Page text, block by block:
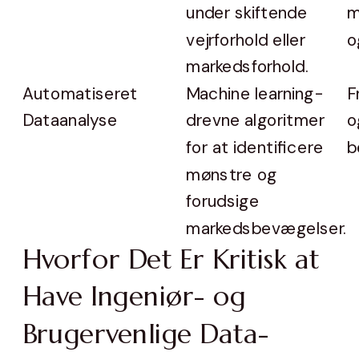
under skiftende
vejrforhold eller
markedsforhold.
Automatiseret
Dataanalyse
Machine learning-
drevne algoritmer
for at identificere
mønstre og
forudsige
markedsbevægelser.
Hvorfor Det Er Kritisk at
Have Ingeniør- og
Brugervenlige Data-